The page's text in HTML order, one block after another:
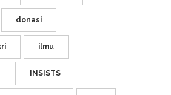
donasi
ilmu
INSISTS